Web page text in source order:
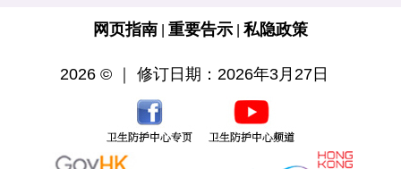
网页指南 重要告示 私隐政策
2026 © ｜ 修订日期：2026年3月27日